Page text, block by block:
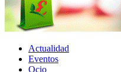
Actualidad
Eventos
Ocio